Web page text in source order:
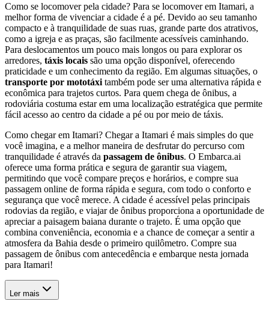
Como se locomover pela cidade? Para se locomover em Itamari, a
melhor forma de vivenciar a cidade é a pé. Devido ao seu tamanho
compacto e à tranquilidade de suas ruas, grande parte dos atrativos,
como a igreja e as praças, são facilmente acessíveis caminhando.
Para deslocamentos um pouco mais longos ou para explorar os
arredores, táxis locais são uma opção disponível, oferecendo
praticidade e um conhecimento da região. Em algumas situações, o
transporte por mototáxi também pode ser uma alternativa rápida e
econômica para trajetos curtos. Para quem chega de ônibus, a
rodoviária costuma estar em uma localização estratégica que permite
fácil acesso ao centro da cidade a pé ou por meio de táxis.
Como chegar em Itamari? Chegar a Itamari é mais simples do que
você imagina, e a melhor maneira de desfrutar do percurso com
tranquilidade é através da passagem de ônibus. O Embarca.ai
oferece uma forma prática e segura de garantir sua viagem,
permitindo que você compare preços e horários, e compre sua
passagem online de forma rápida e segura, com todo o conforto e
segurança que você merece. A cidade é acessível pelas principais
rodovias da região, e viajar de ônibus proporciona a oportunidade de
apreciar a paisagem baiana durante o trajeto. É uma opção que
combina conveniência, economia e a chance de começar a sentir a
atmosfera da Bahia desde o primeiro quilômetro. Compre sua
passagem de ônibus com antecedência e embarque nesta jornada
para Itamari!
Ler mais